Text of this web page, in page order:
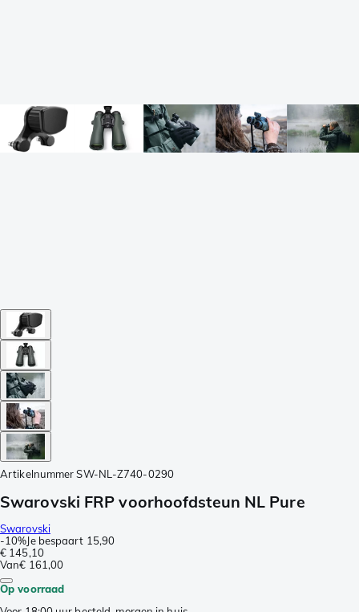
Artikelnummer SW-NL-Z740-0290
Swarovski FRP voorhoofdsteun NL Pure
Swarovski
-10%Je bespaart 15,90
€ 145,10
Van€ 161,00
Op voorraad